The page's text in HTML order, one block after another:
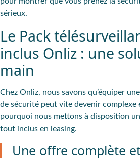
sérieux.
Le Pack
inclus Onliz : une
main
Chez Onliz, nous savons qu’équiper
de sécurité peut vite devenir complexe
pourquoi nous mettons à disposition
tout inclus en leasing.
Une offre complète